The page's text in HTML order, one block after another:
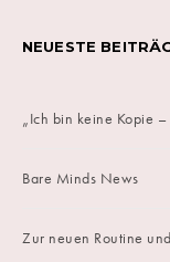
NEUESTE
„Ich bin keine Kopie
Bare Minds News
Zur neuen Routine